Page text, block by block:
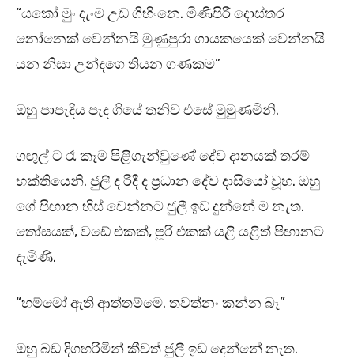
“යකෝ මුං දැංම උඩ ගිහිංනෙ. මිණිපිරී දොස්තර
නෝනෙක් වෙන්නයි මුණුපුරා ගායකයෙක් වෙන්නයි
යන නිසා උන්දගෙ තියන ගණකම”
ඔහු පාපැදිය පැද ගියේ තනිව එසේ මුමුණමිනි.
ගඟුල් ට රෑ කෑම පිළිගැන්වුණේ දේව දානයක් තරම්
භක්තියෙනි. ජුලී ද රිදී ද ප්‍රධාන දේව දාසියෝ වූහ. ඔහු
ගේ පිඟාන හිස් වෙන්නට ජුලී ඉඩ දුන්නේ ම නැත.
තෝසයක්, වඩේ එකක්, පූරි එකක් යළි යළිත් පිඟානට
දැමිණි.
“හම්මෝ ඇති ආත්තම්මෙ. තවත්නං කන්න බෑ”
ඔහු බඩ දිගහරිමින් කීවත් ජුලී ඉඩ දෙන්නේ නැත.